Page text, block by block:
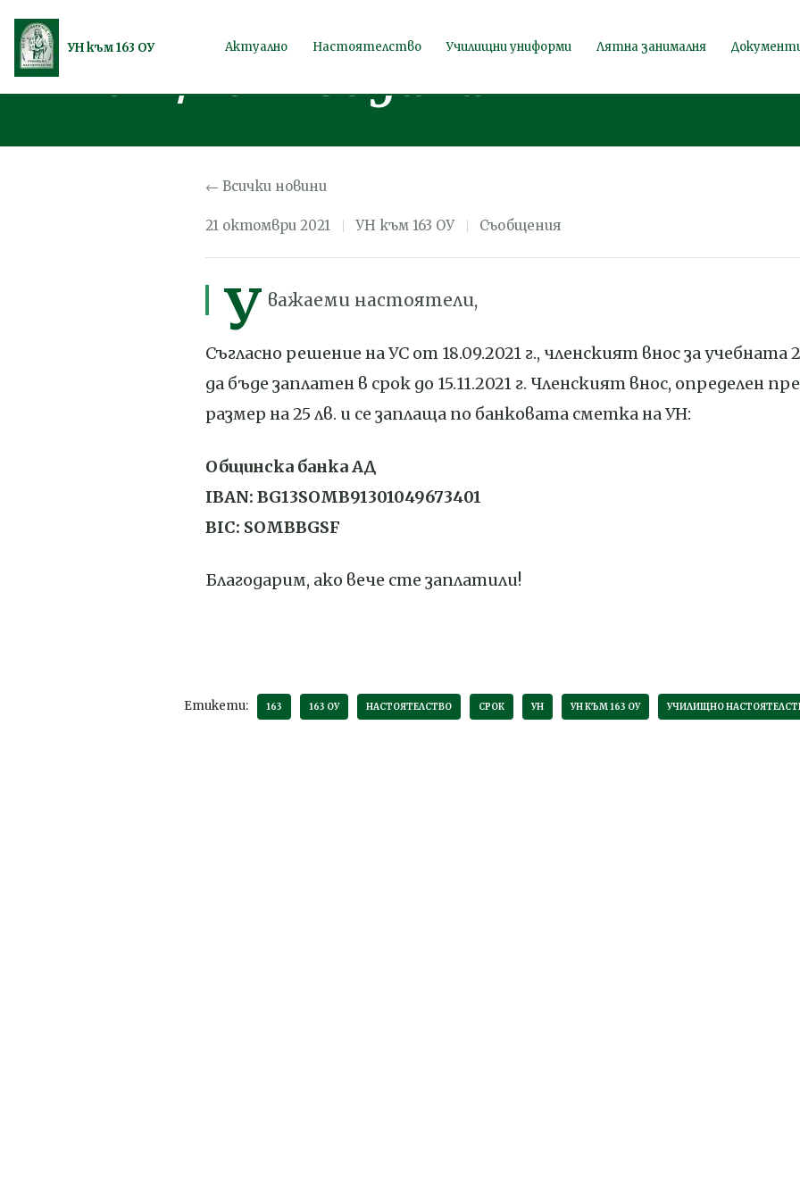
Продължете
към
УН към 163 ОУ Актуално Настоятелство Училищни униформи Лятна занималня
Членски внос за учебната
2021/2022 година
← Всички новини
21 октомври 2021 УН към 163 ОУ Съобщения
У важаеми настоятели,
Съгласно решение на УС от 18.09.2021 г., членският внос за учебната
да бъде заплатен в срок до 15.11.2021 г. Членският внос, определен
размер на 25 лв. и се заплаща по банковата сметка на УН:
Общинска банка АД
IBAN: BG13SOMB91301049673401
BIC: SOMBBGSF
Благодарим, ако вече сте заплатили!
Етикети: 163 163 ОУ НАСТОЯТЕЛСТВО СРОК УН УН КЪМ 163 ОУ УЧИЛИЩНО